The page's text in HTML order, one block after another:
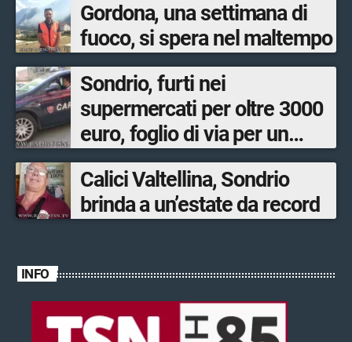
Gordona, una settimana di
fuoco, si spera nel maltempo
Sondrio, furti nei
supermercati per oltre 3000
euro, foglio di via per un
ventinovenne
Calici Valtellina, Sondrio
brinda a un’estate da record
INFO